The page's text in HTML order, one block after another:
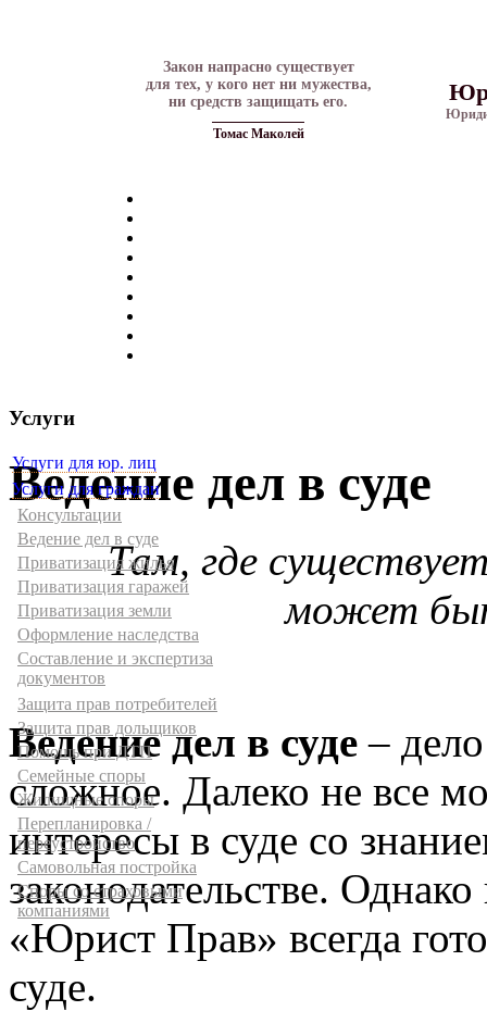
Закон напрасно существует
для тех, у кого нет ни мужества,
ни средств защищать его.
Томас Маколей
Услуги
Услуги для юр. лиц
Услуги для граждан
Консультации
Ведение дел в суде
Приватизация жилья
Приватизация гаражей
Приватизация земли
Оформление наследства
Составление и экспертиза
документов
Защита прав потребителей
Защита прав дольщиков
Помощь при ДТП
Семейные споры
Жилищные споры
Перепланировка /
переустройство
Самовольная постройка
Споры со страховыми
компаниями
Ведение дел в суде
Там, где
может
Ведение дел в суде –
сложное. Далеко не все
интересы в суде со
законодательстве.
«Юрист Прав» всегда
суде.